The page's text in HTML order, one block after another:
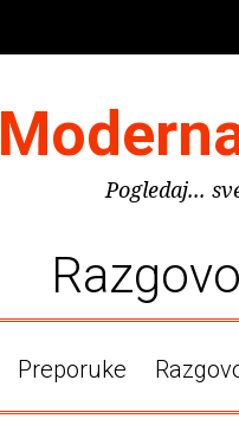
Pogledaj...
Preporuke